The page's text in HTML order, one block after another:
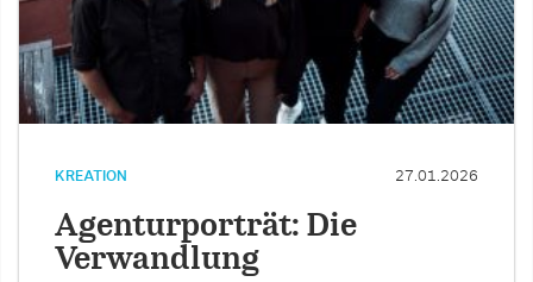
KREATION 27.01.2026
Agenturporträt: Die
Verwandlung